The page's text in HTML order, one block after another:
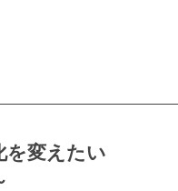
を変えたい